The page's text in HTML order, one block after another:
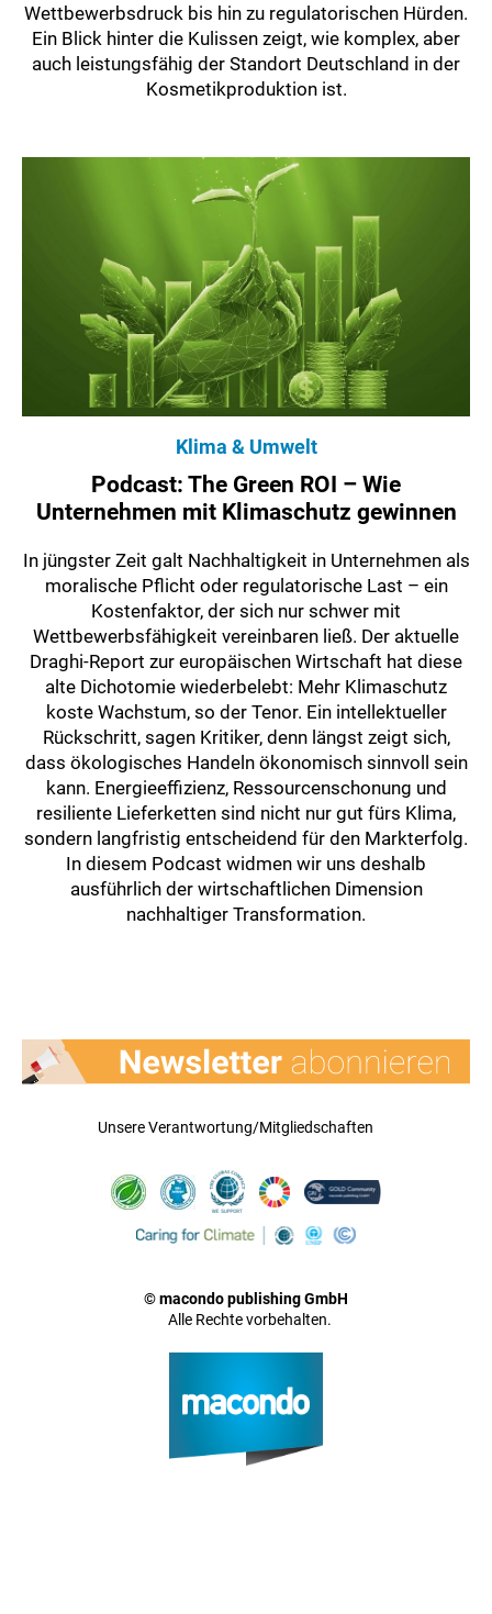
Wettbewerbsdruck bis hin zu regulatorischen Hürden.
Ein Blick hinter die Kulissen zeigt, wie komplex, aber
auch leistungsfähig der Standort Deutschland in der
Kosmetikproduktion ist.
Klima & Umwelt
Podcast: The Green ROI – Wie
Unternehmen mit Klimaschutz gewinnen
In jüngster Zeit galt Nachhaltigkeit in Unternehmen als
moralische Pflicht oder regulatorische Last – ein
Kostenfaktor, der sich nur schwer mit
Wettbewerbsfähigkeit vereinbaren ließ. Der aktuelle
Draghi-Report zur europäischen Wirtschaft hat diese
alte Dichotomie wiederbelebt: Mehr Klimaschutz
koste Wachstum, so der Tenor. Ein intellektueller
Rückschritt, sagen Kritiker, denn längst zeigt sich,
dass ökologisches Handeln ökonomisch sinnvoll sein
kann. Energieeffizienz, Ressourcenschonung und
resiliente Lieferketten sind nicht nur gut fürs Klima,
sondern langfristig entscheidend für den Markterfolg.
In diesem Podcast widmen wir uns deshalb
ausführlich der wirtschaftlichen Dimension
nachhaltiger Transformation.
Unsere Verantwortung/Mitgliedschaften
© macondo publishing GmbH
Alle Rechte vorbehalten.